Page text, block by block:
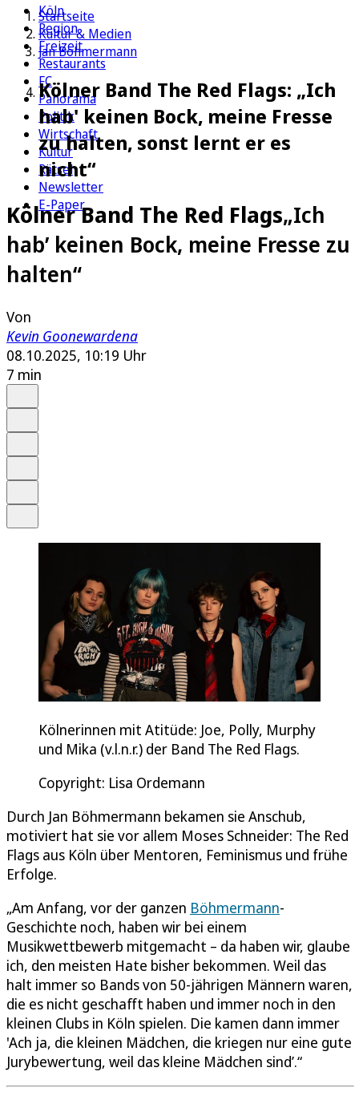
Köln
Region
Freizeit
Restaurants
FC
Panorama
Politik
Wirtschaft
Kultur
Rätsel
Newsletter
E-Paper
Startseite
Kultur & Medien
Jan Böhmermann
Kölner Band The Red Flags: „Ich
hab' keinen Bock, meine Fresse
zu halten, sonst lernt er es
nicht“
Kölner Band The Red Flags„Ich
hab’ keinen Bock, meine Fresse zu
halten“
Von
Kevin Goonewardena
08.10.2025, 10:19 Uhr
7 min
Kölnerinnen mit Atitüde: Joe, Polly, Murphy
und Mika (v.l.n.r.) der Band The Red Flags.
Copyright: Lisa Ordemann
Durch Jan Böhmermann bekamen sie Anschub,
motiviert hat sie vor allem Moses Schneider: The Red
Flags aus Köln über Mentoren, Feminismus und frühe
Erfolge.
„Am Anfang, vor der ganzen Böhmermann-
Geschichte noch, haben wir bei einem
Musikwettbewerb mitgemacht – da haben wir, glaube
ich, den meisten Hate bisher bekommen. Weil das
halt immer so Bands von 50-jährigen Männern waren,
die es nicht geschafft haben und immer noch in den
kleinen Clubs in Köln spielen. Die kamen dann immer
'Ach ja, die kleinen Mädchen, die kriegen nur eine gute
Jurybewertung, weil das kleine Mädchen sind’.“